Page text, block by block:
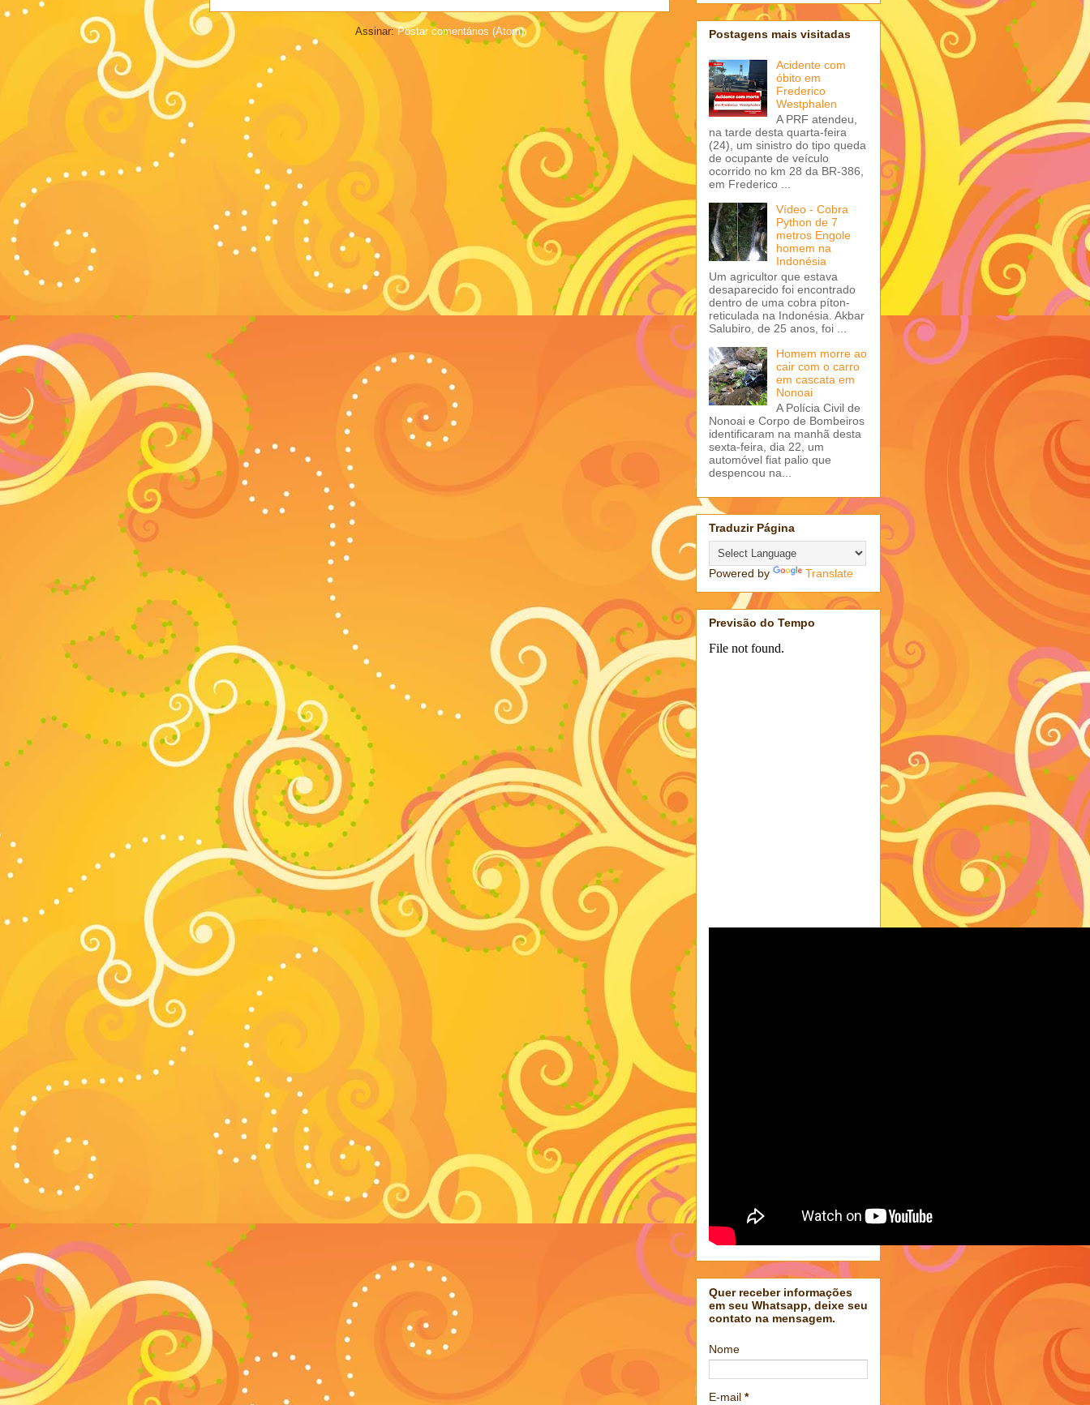
Assinar:Postar comentários (Atom) Postagens mais visitadas
Acidente com
óbito em
Frederico
Westphalen
A PRF atendeu,
na tarde desta quarta-feira
(24), um sinistro do tipo queda
de ocupante de veículo
ocorrido no km 28 da BR-386,
em Frederico ...
Vídeo - Cobra
Python de 7
metros Engole
homem na
Indonésia
Um agricultor que estava
desaparecido foi encontrado
dentro de uma cobra píton-
reticulada na Indonésia. Akbar
Salubiro, de 25 anos, foi ...
Homem morre ao
cair com o carro
em cascata em
Nonoai
A Polícia Civil de
Nonoai e Corpo de Bombeiros
identificaram na manhã desta
sexta-feira, dia 22, um
automóvel fiat palio que
despencou na...
Traduzir Página
Powered by Translate
Previsão do Tempo
Quer receber informações
em seu Whatsapp, deixe seu
contato na mensagem.
Nome
E-mail *